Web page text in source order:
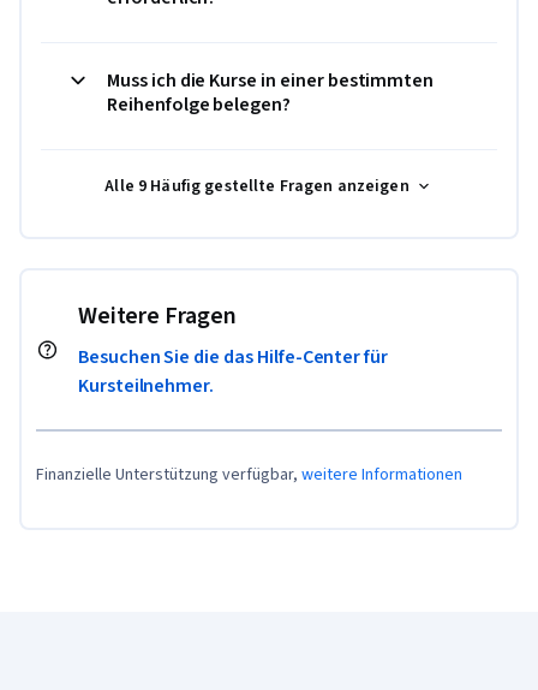
Muss ich die Kurse in einer bestimmten
Reihenfolge belegen?
Alle 9 Häufig gestellte Fragen anzeigen
Weitere Fragen
Besuchen Sie die das Hilfe-Center für
Kursteilnehmer.
Finanzielle Unterstützung verfügbar, weitere Informationen